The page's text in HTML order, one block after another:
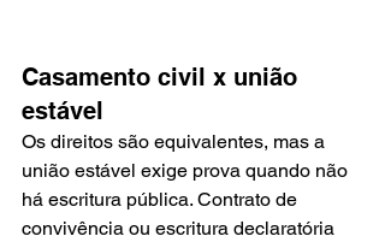
Casamento civil x união
estável
Os direitos são equivalentes, mas a
união estável exige prova quando não
há escritura pública. Contrato de
convivência ou escritura declaratória